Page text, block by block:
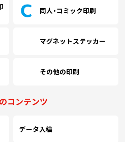
同人・コミック印刷
マグネットステッカー
その他の印刷
コンテンツ
データ入稿